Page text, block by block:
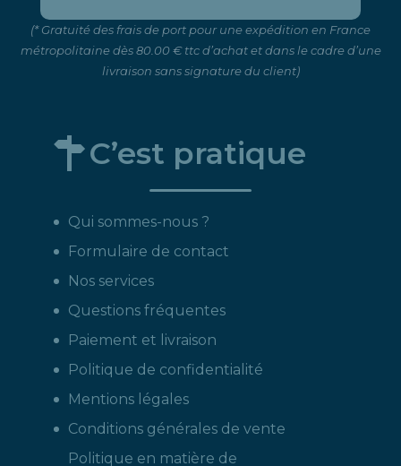
(* Gratuité des frais de port pour une expédition en France
métropolitaine dès 80.00 € ttc d’achat et dans le cadre d’une
livraison sans signature du client)
C’est pratique
Qui sommes-nous ?
Formulaire de contact
Nos services
Questions fréquentes
Paiement et livraison
Politique de confidentialité
Mentions légales
Conditions générales de vente
Politique en matière de